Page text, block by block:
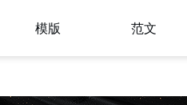
模版 范文